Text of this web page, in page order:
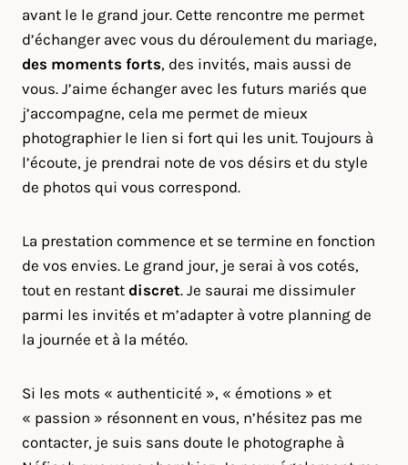
avant le le grand jour. Cette rencontre me permet
d’échanger avec vous du déroulement du mariage,
des moments forts, des invités, mais aussi de
vous. J’aime échanger avec les futurs mariés que
j’accompagne, cela me permet de mieux
photographier le lien si fort qui les unit. Toujours à
l’écoute, je prendrai note de vos désirs et du style
de photos qui vous correspond.
La prestation commence et se termine en fonction
de vos envies. Le grand jour, je serai à vos cotés,
tout en restant discret. Je saurai me dissimuler
parmi les invités et m’adapter à votre planning de
la journée et à la météo.
Si les mots « authenticité », « émotions » et
« passion » résonnent en vous, n’hésitez pas me
contacter, je suis sans doute le photographe à